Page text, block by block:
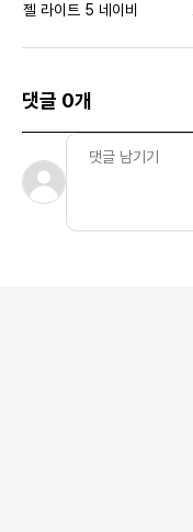
젤 라이트 5 네이비
댓글 0개